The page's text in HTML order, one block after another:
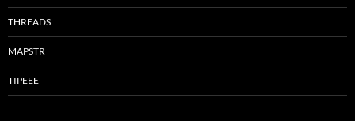
THREADS
MAPSTR
TIPEEE